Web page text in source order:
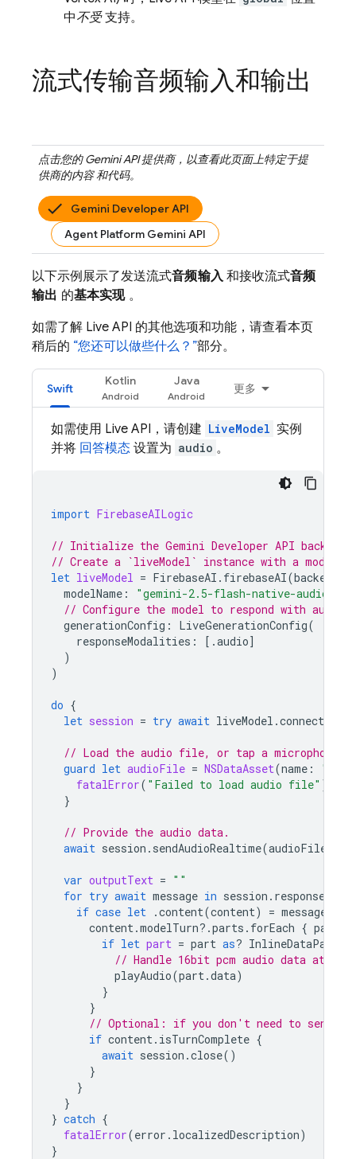
中不受支持。
流式传输音频输入和输出
点击您的Gemini API提供商，以查看此页面上特定于提
供商的内容 和代码。
Gemini Developer API
Agent Platform Gemini API
以下示例展示了发送流式音频输入 和接收流式音频
输出 的基本实现。
如需了解 Live API 的其他选项和功能，请查看本页
稍后的 “您还可以做些什么？”部分。
Swift
Kotlin Java
更多
如需使用 Live API ，请创建 LiveModel 实例
并将 回答模态 设置为 audio 。
import FirebaseAILogic
// Initialize the Gemini Developer API backend
// Create a `liveModel` instance with a model
let liveModel = FirebaseAI . firebaseAI(backend
modelName :
"gemini-2.5-flash-native-audio-
// Configure the model to respond with audio.
generationConfig : LiveGenerationConfig(
responseModalities : [.audio]
)
)
do {
let session = try await liveModel .connect
// Load the audio file, or tap a microphone.
guard let audioFile = NSDataAsset(name :
fatalError( "Failed to load audio file" )
}
// Provide the audio data.
await session . sendAudioRealtime(audioFile
var outputText = ""
for try await message in session . responses
if case let .content(content) = message
content.modelTurn?.parts . forEach { part
if let part = part as? InlineDataPart
// Handle 16bit pcm audio data at
playAudio(part.data)
}
}
// Optional: if you don't need to send
if content. isTurnComplete {
await session .close()
}
}
}
} catch {
fatalError(error . localizedDescription)
}